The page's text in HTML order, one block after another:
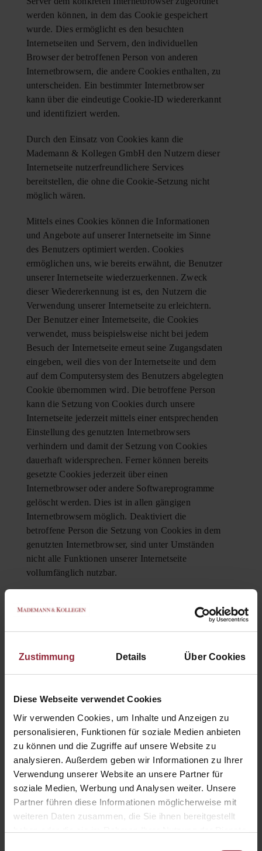
Zustimmung Details Über Cookies
Diese Webseite verwendet Cookies
Wir verwenden Cookies, um Inhalte und Anzeigen zu
personalisieren, Funktionen für soziale Medien anbieten
zu können und die Zugriffe auf unsere Website zu
analysieren. Außerdem geben wir Informationen zu Ihrer
Verwendung unserer Website an unsere Partner für
soziale Medien, Werbung und Analysen weiter. Unsere
Partner führen diese Informationen möglicherweise mit
weiteren Daten zusammen, die Sie ihnen bereitgestellt
haben oder die sie im Rahmen Ihrer Nutzung der Dienste
werden können, in dem das Cookie gespeichert
wurde. Dies ermöglicht es den besuchten
Internetseiten und Servern, den individuellen
Browser der betroffenen Person von anderen
Internetbrowsern, die andere Cookies enthalten, zu
unterscheiden. Ein bestimmter Internetbrowser
kann über die eindeutige Cookie-ID wiedererkannt
und identifiziert werden.
Durch den Einsatz von Cookies kann die
Mademann & Kollegen GmbH den Nutzern dieser
Internetseite nutzerfreundlichere Services
bereitstellen, die ohne die Cookie-Setzung nicht
möglich wären.
Mittels eines Cookies können die Informationen
und Angebote auf unserer Internetseite im Sinne
des Benutzers optimiert werden. Cookies
ermöglichen uns, wie bereits erwähnt, die Benutzer
unserer Internetseite wiederzuerkennen. Zweck
dieser Wiedererkennung ist es, den Nutzern die
Verwendung unserer Internetseite zu erleichtern.
Der Benutzer einer Internetseite, die Cookies
verwendet, muss beispielsweise nicht bei jedem
Besuch der Internetseite erneut seine Zugangsdaten
eingeben, weil dies von der Internetseite und dem
auf dem Computersystem des Benutzers abgelegten
Cookie übernommen wird. Die betroffene Person
kann die Setzung von Cookies durch unsere
Internetseite jederzeit mittels einer entsprechenden
Einstellung des genutzten Internetbrowsers
verhindern und damit der Setzung von Cookies
dauerhaft widersprechen. Ferner können bereits
gesetzte Cookies jederzeit über einen
Internetbrowser oder andere Softwareprogramme
gelöscht werden. Dies ist in allen gängigen
Internetbrowsern möglich. Deaktiviert die
betroffene Person die Setzung von Cookies in dem
genutzten Internetbrowser, sind unter Umständen
nicht alle Funktionen unserer Internetseite
vollumfänglich nutzbar.
verwenden Cookies, um Inhalte und Anzeigen zu
Website zu analysieren. Außerdem geben wir
Werbung und Analysen weiter. Unsere Partner
weiteren Daten zusammen, die Sie ihnen
bereitgestellt haben oder die sie im Rahmen Ihrer
Nutzung der Dienste gesammelt haben.
Cookies sind kleine Textdateien, die von Webseiten
verwendet werden, um die Benutzererfahrung
effizienter zu gestalten.
Laut Gesetz können wir Cookies auf Ihrem Gerät